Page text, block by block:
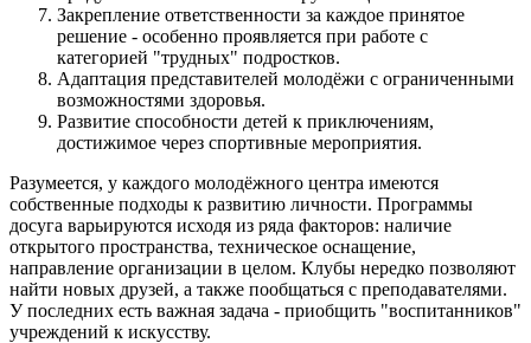
Закрепление ответственности за каждое принятое
решение - особенно проявляется при работе с
категорией "трудных" подростков.
Адаптация представителей молодёжи с ограниченными
возможностями здоровья.
Развитие способности детей к приключениям,
достижимое через спортивные мероприятия.
Разумеется, у каждого молодёжного центра имеются
собственные подходы к развитию личности. Программы
досуга варьируются исходя из ряда факторов: наличие
открытого пространства, техническое оснащение,
направление организации в целом. Клубы нередко позволяют
найти новых друзей, а также пообщаться с преподавателями.
У последних есть важная задача - приобщить "воспитанников"
учреждений к искусству.